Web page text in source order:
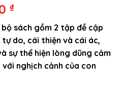
₫.
₫Giá
hiện
tại
là:
180.000 ₫.
sách gồm 2 tập đề cập
tự do, cái thiện và cái ác,
sự thể hiện lòng dũng cảm
nghịch cảnh của con